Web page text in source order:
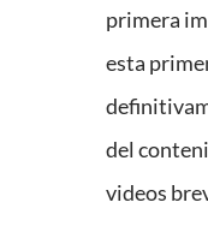
primera
esta
del
videos